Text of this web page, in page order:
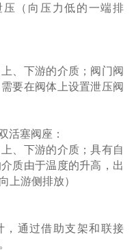
（向压力低的一端排
、下游的介质；阀门阀
要在阀体上设置泄压阀
活塞阀座：
、下游的介质；具有自
质由于温度的升高，出
上游侧排放）
，通过借助支架和联接